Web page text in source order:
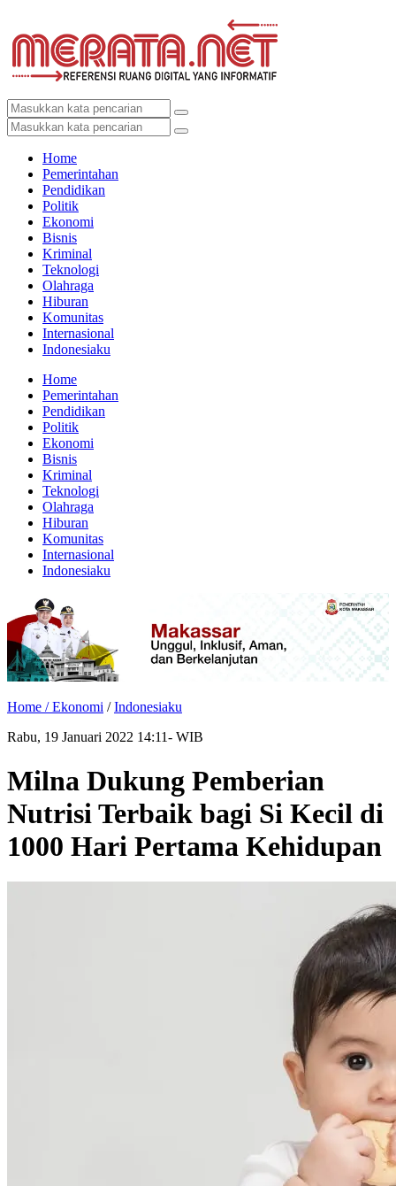
Home
Pemerintahan
Pendidikan
Politik
Ekonomi
Bisnis
Kriminal
Teknologi
Olahraga
Hiburan
Komunitas
Internasional
Indonesiaku
Home
Pemerintahan
Pendidikan
Politik
Ekonomi
Bisnis
Kriminal
Teknologi
Olahraga
Hiburan
Komunitas
Internasional
Indonesiaku
Home /Ekonomi /Indonesiaku
Rabu, 19 Januari 2022 14:11- WIB
Milna Dukung Pemberian
Nutrisi Terbaik bagi Si Kecil di
1000 Hari Pertama Kehidupan